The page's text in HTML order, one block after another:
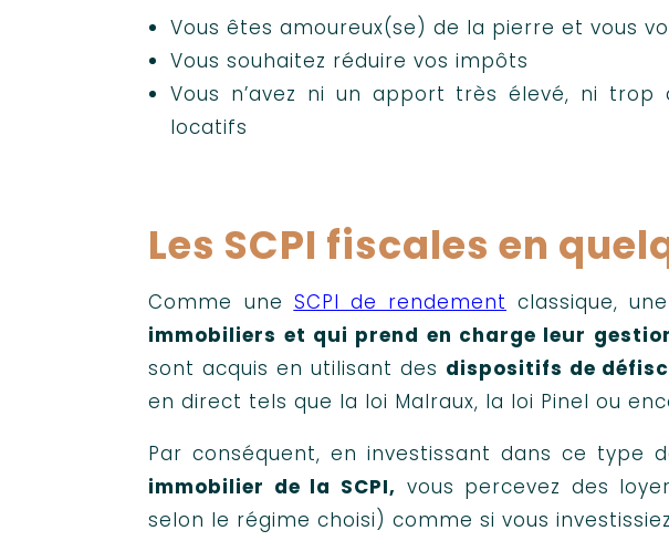
Vous êtes amoureux(se) de la pierre et vous
Vous souhaitez réduire vos impôts
Vous n’avez ni un apport très élevé, ni
locatifs
Les SCPI fiscales en
Comme une SCPI de rendement classique,
immobiliers et qui prend en charge leur
sont acquis en utilisant des dispositifs de
en direct tels que la loi Malraux, la loi Pinel ou
Par conséquent, en investissant dans ce type
immobilier de la SCPI, vous percevez des
selon le régime choisi) comme si vous